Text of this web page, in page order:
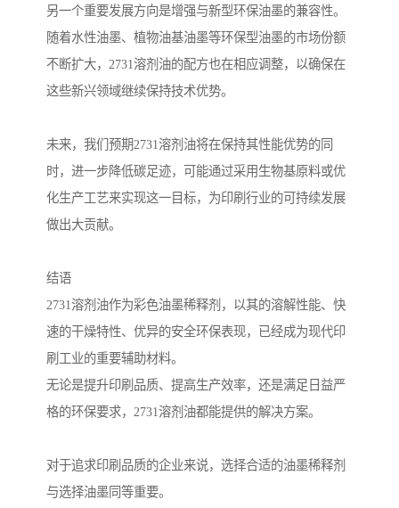
另一个重要发展方向是增强与新型环保油墨的兼容性。
随着水性油墨、植物油基油墨等环保型油墨的市场份额
不断扩大，2731溶剂油的配方也在相应调整，以确保在
这些新兴领域继续保持技术优势。
未来，我们预期2731溶剂油将在保持其性能优势的同
时，进一步降低碳足迹，可能通过采用生物基原料或优
化生产工艺来实现这一目标，为印刷行业的可持续发展
做出大贡献。
结语
2731溶剂油作为彩色油墨稀释剂，以其的溶解性能、快
速的干燥特性、优异的安全环保表现，已经成为现代印
刷工业的重要辅助材料。
无论是提升印刷品质、提高生产效率，还是满足日益严
格的环保要求，2731溶剂油都能提供的解决方案。
对于追求印刷品质的企业来说，选择合适的油墨稀释剂
与选择油墨同等重要。